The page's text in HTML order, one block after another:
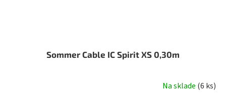
Sommer Cable IC Spirit XS 0,30m
Na sklade (6 ks)